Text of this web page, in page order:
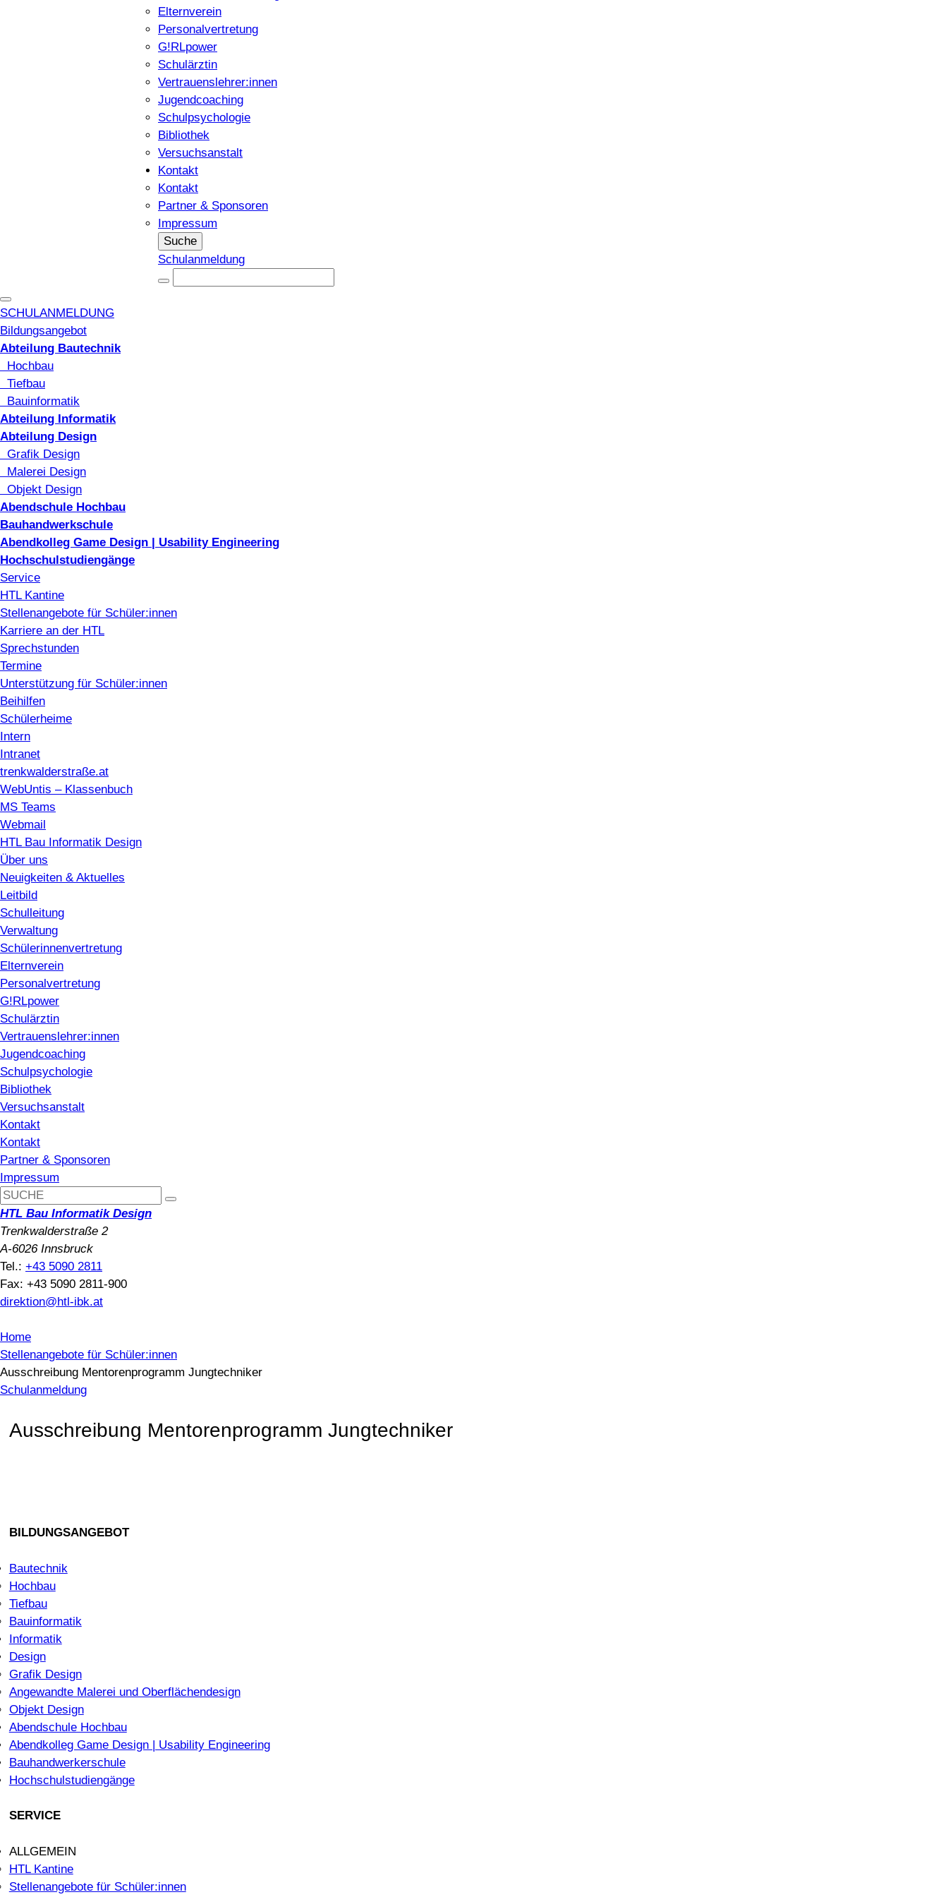
Elternverein
Personalvertretung
G!RLpower
Schulärztin
Vertrauenslehrer:innen
Jugendcoaching
Schulpsychologie
Bibliothek
Versuchsanstalt
Kontakt
Kontakt
Partner & Sponsoren
Impressum
Suche
Schulanmeldung
SCHULANMELDUNG
Bildungsangebot
Abteilung Bautechnik
Hochbau
Tiefbau
Bauinformatik
Abteilung Informatik
Abteilung Design
Grafik Design
Malerei Design
Objekt Design
Abendschule Hochbau
Bauhandwerkschule
Abendkolleg Game Design | Usability Engineering
Hochschulstudiengänge
Service
HTL Kantine
Stellenangebote für Schüler:innen
Karriere an der HTL
Sprechstunden
Termine
Unterstützung für Schüler:innen
Beihilfen
Schülerheime
Intern
Intranet
trenkwalderstraße.at
WebUntis – Klassenbuch
MS Teams
Webmail
HTL Bau Informatik Design
Über uns
Neuigkeiten & Aktuelles
Leitbild
Schulleitung
Verwaltung
Schülerinnenvertretung
Elternverein
Personalvertretung
G!RLpower
Schulärztin
Vertrauenslehrer:innen
Jugendcoaching
Schulpsychologie
Bibliothek
Versuchsanstalt
Kontakt
Kontakt
Partner & Sponsoren
Impressum
HTL Bau Informatik Design
Trenkwalderstraße 2
A-6026 Innsbruck
Tel.: +43 5090 2811
Fax: +43 5090 2811-900
direktion@htl-ibk.at
Home
Stellenangebote für Schüler:innen
Ausschreibung Mentorenprogramm Jungtechniker
Schulanmeldung
Ausschreibung Mentorenprogramm Jungtechniker
BILDUNGSANGEBOT
Bautechnik
Hochbau
Tiefbau
Bauinformatik
Informatik
Design
Grafik Design
Angewandte Malerei und Oberflächendesign
Objekt Design
Abendschule Hochbau
Abendkolleg Game Design | Usability Engineering
Bauhandwerkerschule
Hochschulstudiengänge
SERVICE
ALLGEMEIN
HTL Kantine
Stellenangebote für Schüler:innen